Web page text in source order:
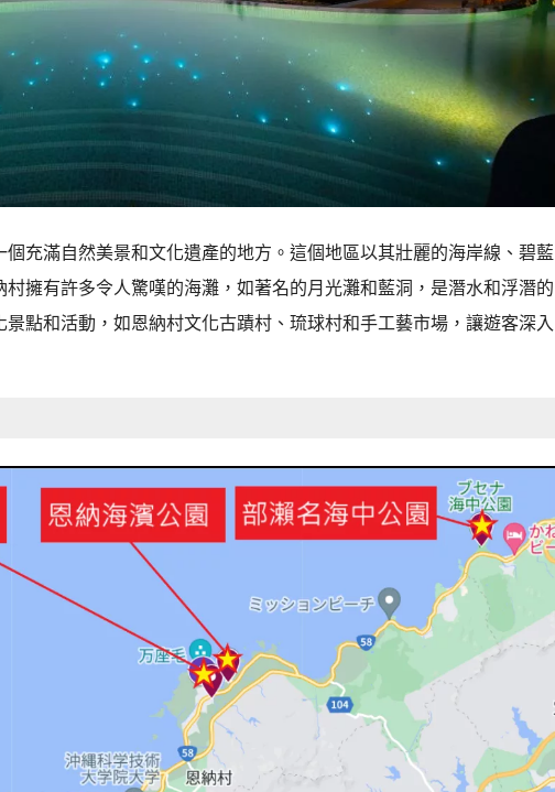
充滿自然美景和文化遺產的地方。這個地區以其壯麗的海岸線、碧藍
擁有許多令人驚嘆的海灘，如著名的月光灘和藍洞，是潛水和浮潛的
點和活動，如恩納村文化古蹟村、琉球村和手工藝市場，讓遊客深入